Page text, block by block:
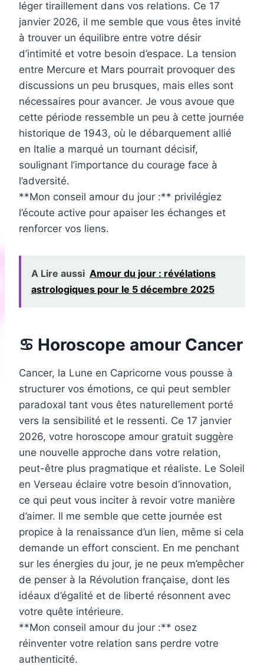
léger tiraillement dans vos relations. Ce 17
janvier 2026, il me semble que vous êtes invité
à trouver un équilibre entre votre désir
d’intimité et votre besoin d’espace. La tension
entre Mercure et Mars pourrait provoquer des
discussions un peu brusques, mais elles sont
nécessaires pour avancer. Je vous avoue que
cette période ressemble un peu à cette journée
historique de 1943, où le débarquement allié
en Italie a marqué un tournant décisif,
soulignant l’importance du courage face à
l’adversité.
**Mon conseil amour du jour :** privilégiez
l’écoute active pour apaiser les échanges et
renforcer vos liens.
A Lire aussi Amour du jour : révélations
astrologiques pour le 5 décembre 2025
♋ Horoscope amour Cancer
Cancer, la Lune en Capricorne vous pousse à
structurer vos émotions, ce qui peut sembler
paradoxal tant vous êtes naturellement porté
vers la sensibilité et le ressenti. Ce 17 janvier
2026, votre horoscope amour gratuit suggère
une nouvelle approche dans votre relation,
peut-être plus pragmatique et réaliste. Le Soleil
en Verseau éclaire votre besoin d’innovation,
ce qui peut vous inciter à revoir votre manière
d’aimer. Il me semble que cette journée est
propice à la renaissance d’un lien, même si cela
demande un effort conscient. En me penchant
sur les énergies du jour, je ne peux m’empêcher
de penser à la Révolution française, dont les
idéaux d’égalité et de liberté résonnent avec
votre quête intérieure.
**Mon conseil amour du jour :** osez
réinventer votre relation sans perdre votre
authenticité.